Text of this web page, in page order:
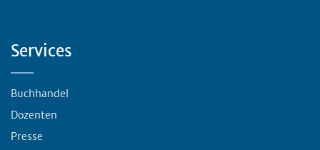
Services
Buchhandel
Dozenten
Presse